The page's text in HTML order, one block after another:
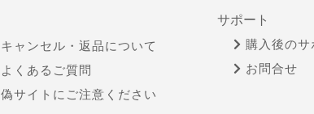
キャンセル・返品について
よくあるご質問
偽サイトにご注意ください
サポート
購入後のサ
お問合せ